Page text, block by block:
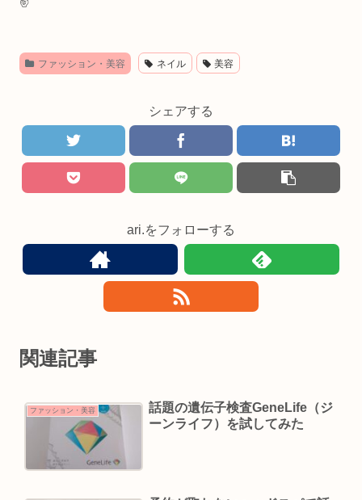
ファッション・美容 ネイル 美容
シェアする
ari.をフォローする
関連記事
ファッション・美容
話題の遺伝子検査GeneLife（ジ
ーンライフ）を試してみた